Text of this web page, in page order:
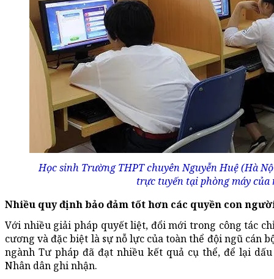
Học sinh Trường THPT chuyên Nguyễn Huệ (Hà
trực tuyến tại phòng máy
Nhiều quy định bảo đảm tốt hơn các quyền con
Với nhiều giải pháp quyết liệt, đổi mới trong công tác
cương và đặc biệt là sự nỗ lực của toàn thể đội ngũ cán
ngành Tư pháp đã đạt nhiều kết quả cụ thể, để lại
Nhân dân ghi nhận.